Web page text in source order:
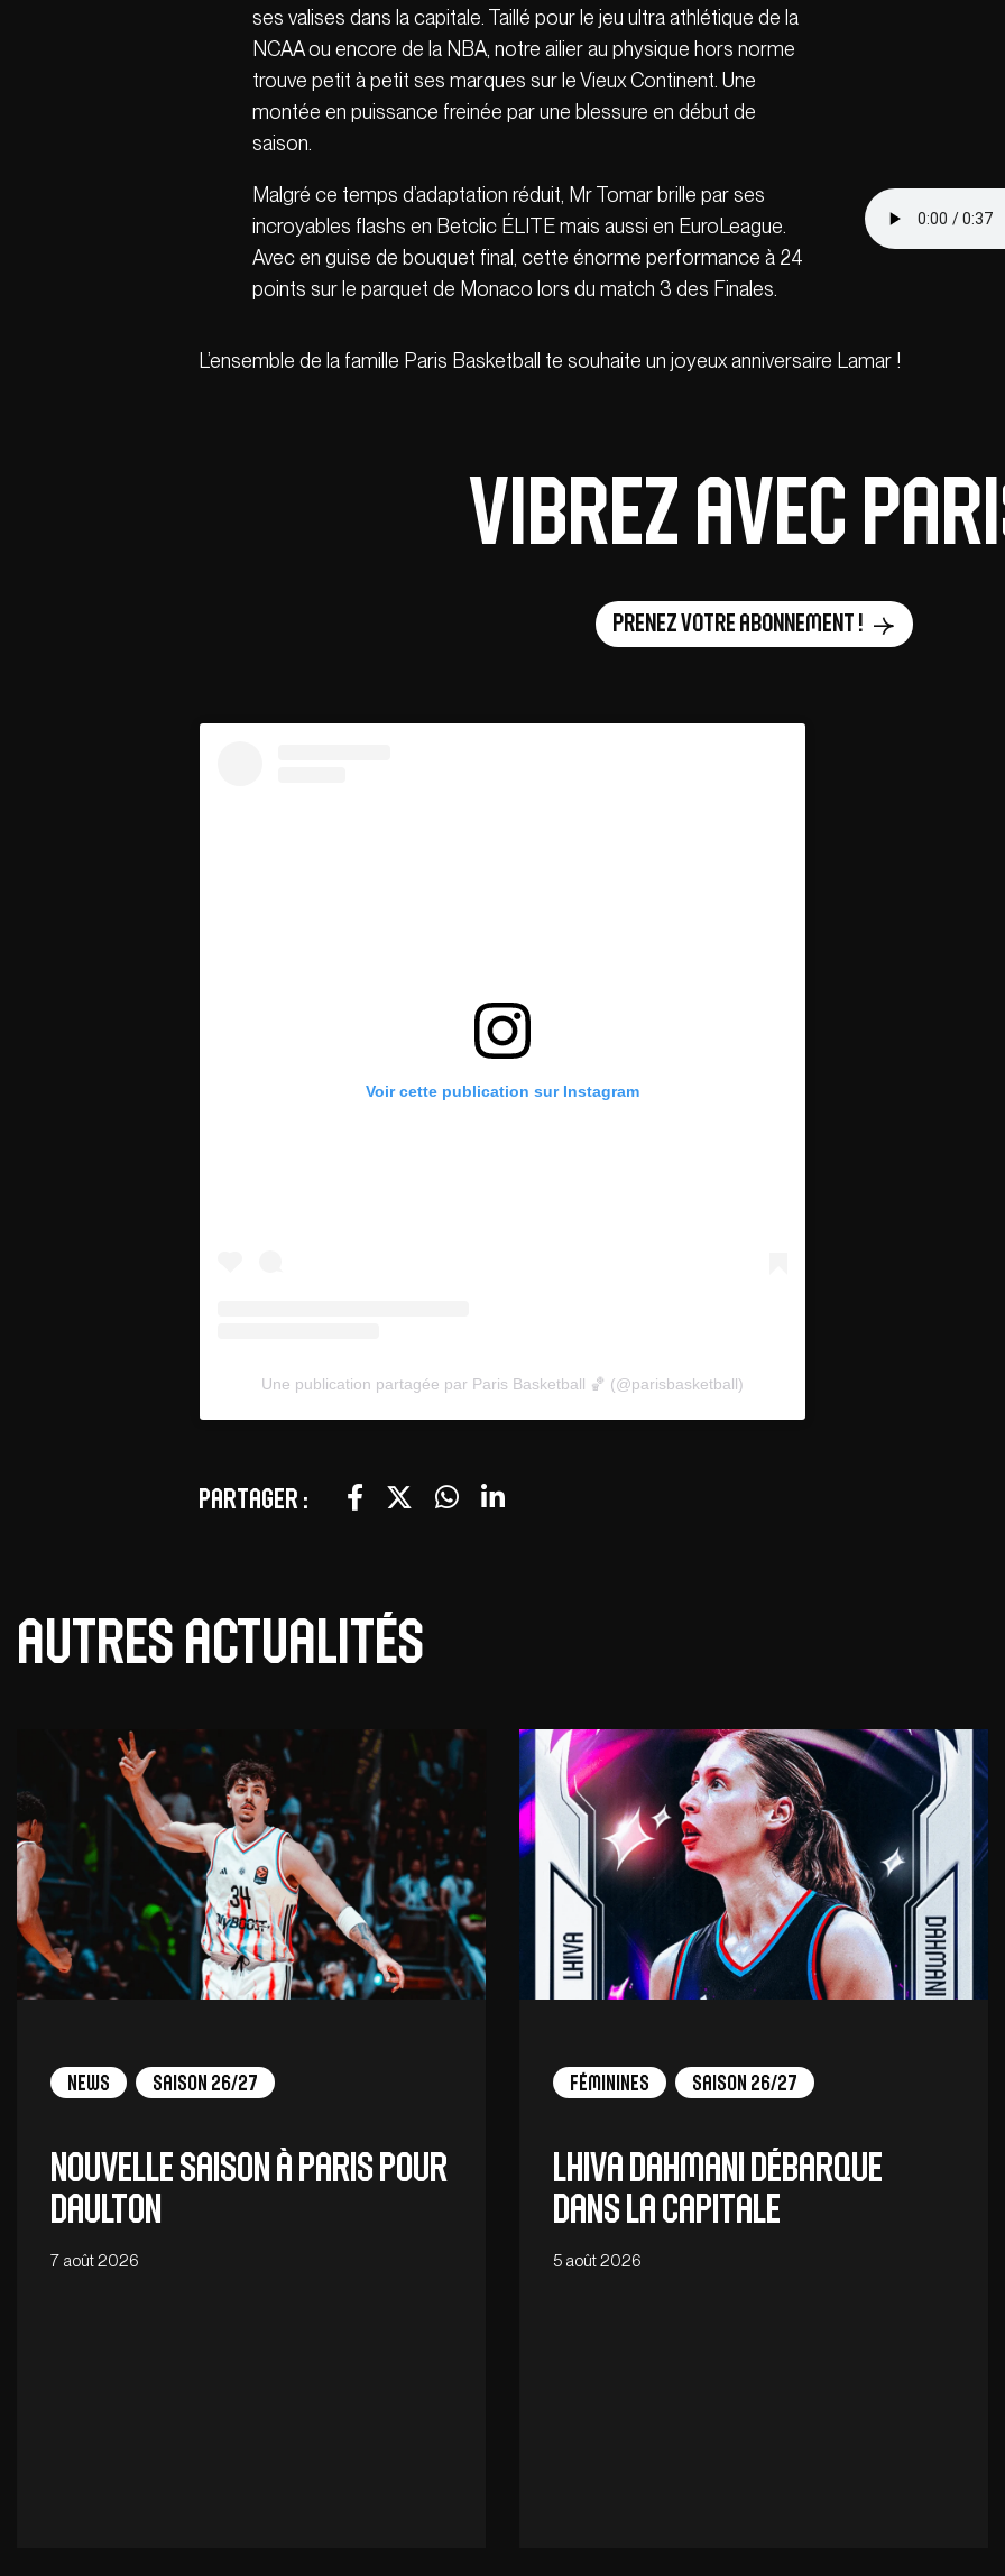
ses valises dans la capitale. Taillé pour le jeu ultra athlétique de la
NCAA ou encore de la NBA, notre ailier au physique hors norme
trouve petit à petit ses marques sur le Vieux Continent. Une
montée en puissance freinée par une blessure en début de
saison.
Malgré ce temps d’adaptation réduit, Mr Tomar brille par ses
incroyables flashs en Betclic ÉLITE mais aussi en EuroLeague.
Avec en guise de bouquet final, cette énorme performance à 24
points sur le parquet de Monaco lors du match 3 des Finales.
L’ensemble de la famille Paris Basketball te souhaite un joyeux anniversaire Lamar !
Vibrez avec
Prenez votre abonnement !
Voir cette publication sur Instagram
Une publication partagée par Paris Basketball 🏀 (@parisbasketball)
Partager :
Autres actualités
News Saison 26/27
Nouvelle saison à Paris pour
Daulton
7 août 2026
Féminines Saison 26/27
Lhiva Dahmani débarque
dans la capitale
5 août 2026